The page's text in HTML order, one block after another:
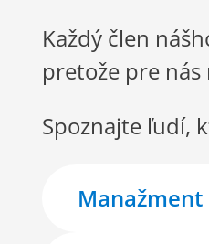
Každý člen
pretože pre
Spoznajte ľudí,
Manažment